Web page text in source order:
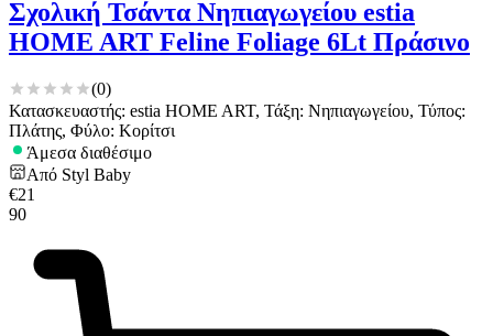
Σχολική Τσάντα Νηπιαγωγείου estia
HOME ART Feline Foliage 6Lt Πράσινο
(0)
Κατασκευαστής: estia HOME ART, Τάξη: Νηπιαγωγείου, Τύπος:
Πλάτης, Φύλο: Κορίτσι
Άμεσα διαθέσιμο
Από Styl Baby
€21
90